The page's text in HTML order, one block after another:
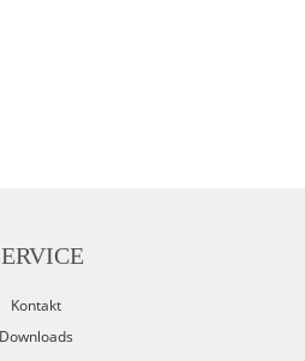
Kontakt
Downloads